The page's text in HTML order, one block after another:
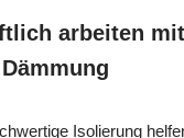
arbeiten mit
Isolierung